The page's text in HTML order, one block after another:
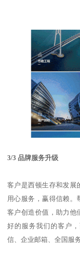
3/3 品牌服务升级
客户是西顿生存和发展
用心服务，赢得信赖。
客户创造价值，助力他
好的服务我们的客户
信、企业邮箱、全国服